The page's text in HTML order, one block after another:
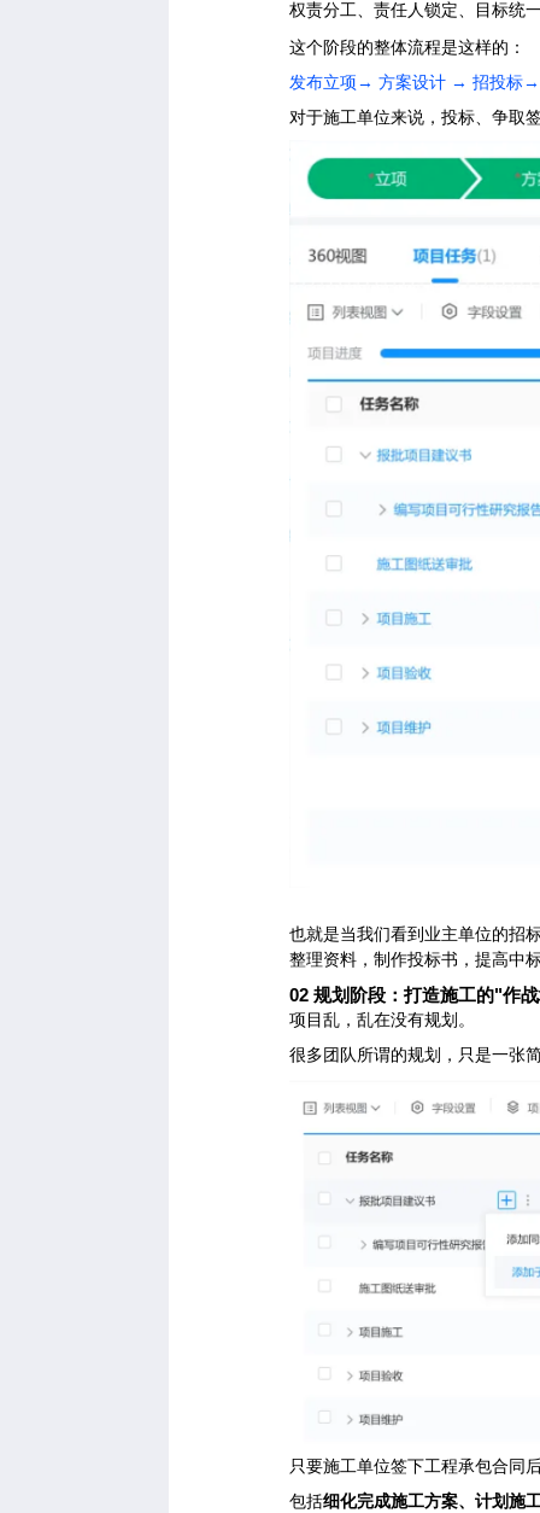
权责分工、责任人锁定、目标统
这个阶段的整体流程是这样的：
发布立项→ 方案设计 → 招投标
对于施工单位来说，投标、争取
也就是当我们看到业主单位的招
整理资料，制作投标书，提高中
02 规划阶段：打造施工的"作
项目乱，乱在没有规划。
很多团队所谓的规划，只是一张
只要施工单位签下工程承包合同
包括细化完成施工方案、计划施